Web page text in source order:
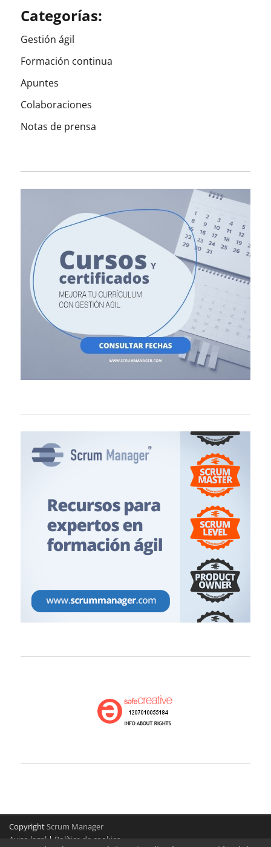
Categorías:
Gestión ágil
Formación continua
Apuntes
Colaboraciones
Notas de prensa
CopyrightScrum Manager
Aviso legal| Política de cookies